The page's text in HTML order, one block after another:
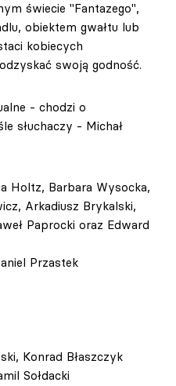
świecie "Fantazego",
obiektem gwałtu lub
kobiecych
swoją godność.
- chodzi o
słuchaczy - Michał
Holtz, Barbara Wysocka,
Arkadiusz Brykalski,
Paprocki oraz Edward
Przastek
Konrad Błaszczyk
Sołdacki